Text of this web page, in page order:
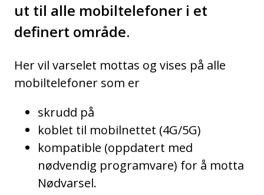
ut til alle mobiltelefoner i et
definert område.
Her vil varselet mottas og vises på alle
mobiltelefoner som er
skrudd på
koblet til mobilnettet (4G/5G)
kompatible (oppdatert med
nødvendig programvare) for å motta
Nødvarsel.